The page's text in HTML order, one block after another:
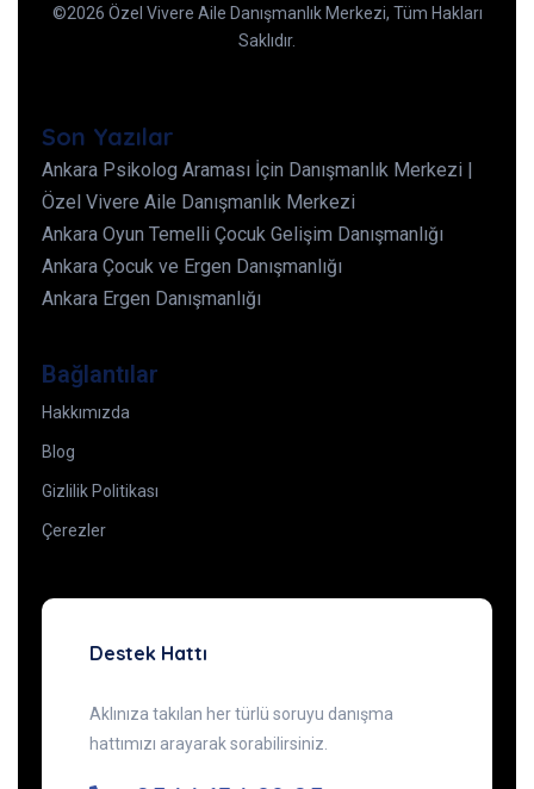
©2026 Özel Vivere Aile Danışmanlık Merkezi, Tüm Hakları
Saklıdır.
Son Yazılar
Ankara Psikolog Araması İçin Danışmanlık Merkezi |
Özel Vivere Aile Danışmanlık Merkezi
Ankara Oyun Temelli Çocuk Gelişim Danışmanlığı
Ankara Çocuk ve Ergen Danışmanlığı
Ankara Ergen Danışmanlığı
Bağlantılar
Hakkımızda
Blog
Gizlilik Politikası
Çerezler
Destek Hattı
Aklınıza takılan her türlü soruyu danışma
hattımızı arayarak sorabilirsiniz.